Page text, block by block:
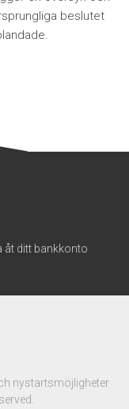
beslutet
åt ditt bankkonto
nystartsmöjligheter